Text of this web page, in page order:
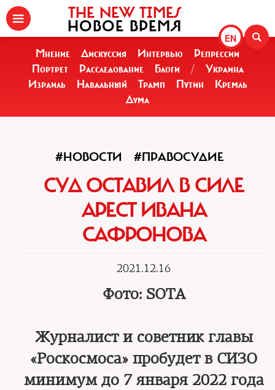
EN
THE NEW TIMES
НОВОЕ ВРЕМЯ
Мнение Дискуссия Интервью
Репрессии
Портрет
Расследование Блоги /
Украина
Израиль
Навальный Трамп Путин
Кремль
Дума
#НОВОСТИ #ПРАВОСУДИЕ
СУД ОСТАВИЛ В СИЛЕ
АРЕСТ ИВАНА
САФРОНОВА
2021.12.16
Фото: SOTA
Журналист и советник главы
«Роскосмоса» пробудет в СИЗО
минимум до 7 января 2022 года